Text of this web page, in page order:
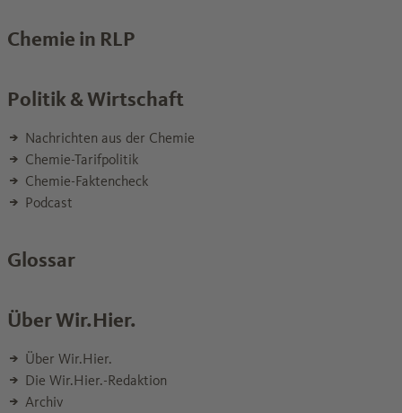
Chemie in RLP
Politik & Wirtschaft
Nachrichten aus der Chemie
Chemie-Tarifpolitik
Chemie-Faktencheck
Podcast
Glossar
Über Wir.Hier.
Über Wir.Hier.
Die Wir.Hier.-Redaktion
Archiv